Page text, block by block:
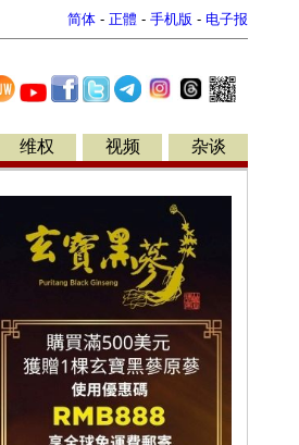
简体 - 正體 - 手机版 - 电子报
维权 视频 杂谈